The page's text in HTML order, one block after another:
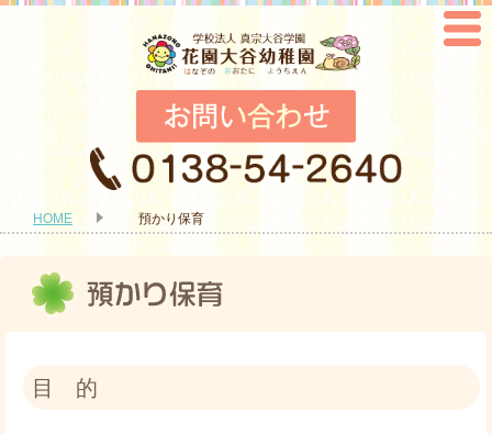
HOME 預かり保育
目 的